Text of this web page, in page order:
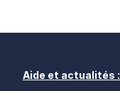
Aide et actualités :